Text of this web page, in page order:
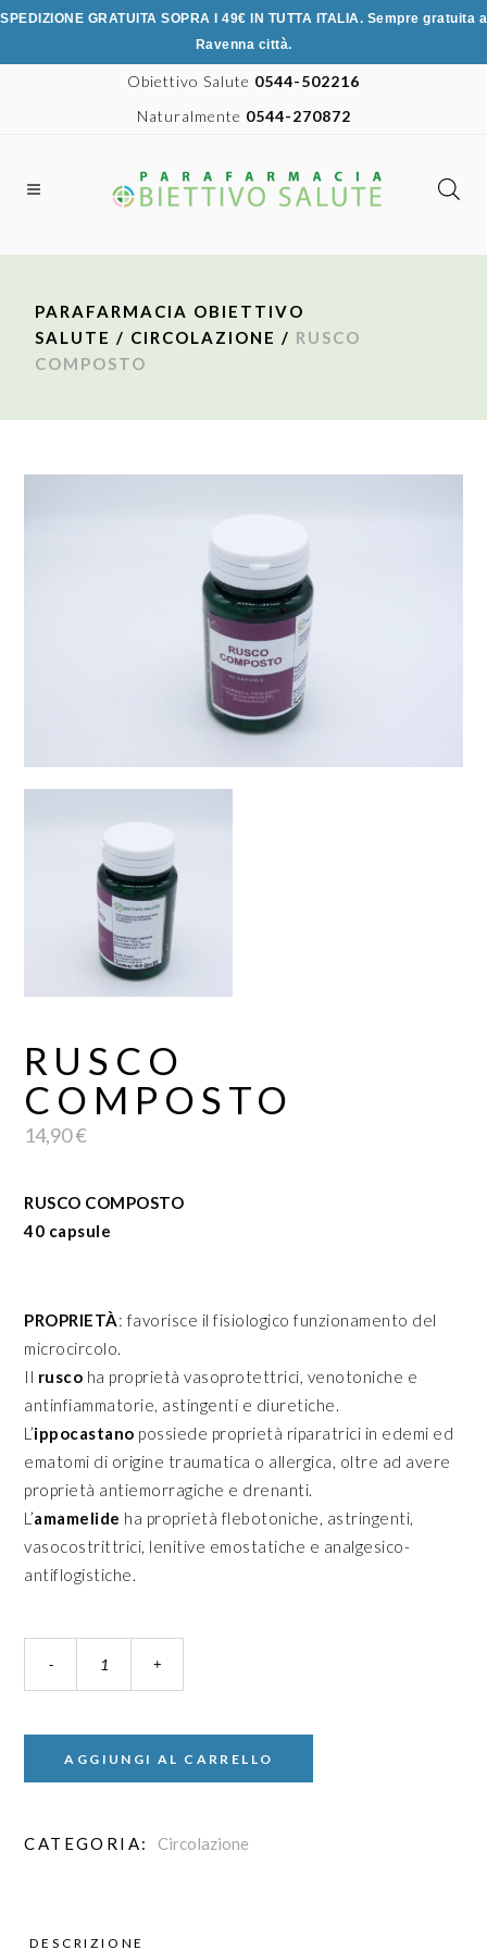
SPEDIZIONE GRATUITA SOPRA I 49€ IN TUTTA ITALIA. Sempre gratuita a
Ravenna città.
Obiettivo Salute 0544-502216
Naturalmente 0544-270872
PARAFARMACIA OBIETTIVO
SALUTE / CIRCOLAZIONE / RUSCO
COMPOSTO
RUSCO
COMPOSTO
14,90€
RUSCO COMPOSTO
40 capsule
PROPRIETÀ: favorisce il fisiologico funzionamento del
microcircolo.
Il rusco ha proprietà vasoprotettrici, venotoniche e
antinfiammatorie, astingenti e diuretiche.
L’ippocastano possiede proprietà riparatrici in edemi ed
ematomi di origine traumatica o allergica, oltre ad avere
proprietà antiemorragiche e drenanti.
L’amamelide ha proprietà flebotoniche, astringenti,
vasocostrittrici, lenitive emostatiche e analgesico-
antiflogistiche.
AGGIUNGI AL CARRELLO
CATEGORIA: Circolazione
DESCRIZIONE